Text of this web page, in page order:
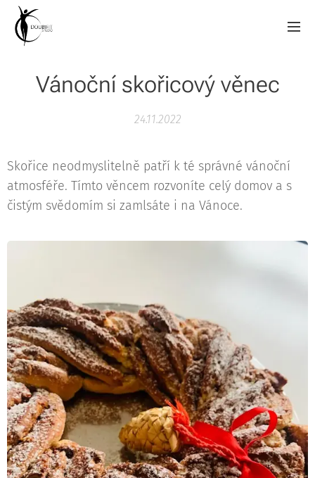
Vánoční skořicový věnec
24.11.2022
Skořice neodmyslitelně patří k té správné vánoční
atmosféře. Tímto věncem rozvoníte celý domov a s
čistým svědomím si zamlsáte i na Vánoce.